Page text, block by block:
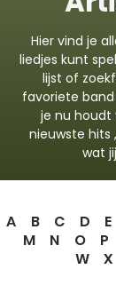
Hier vind je
liedjes kunt
lijst of
favoriete
je nu houdt
nieuwste hits
wat
A B C D E
M
N O P
W
X